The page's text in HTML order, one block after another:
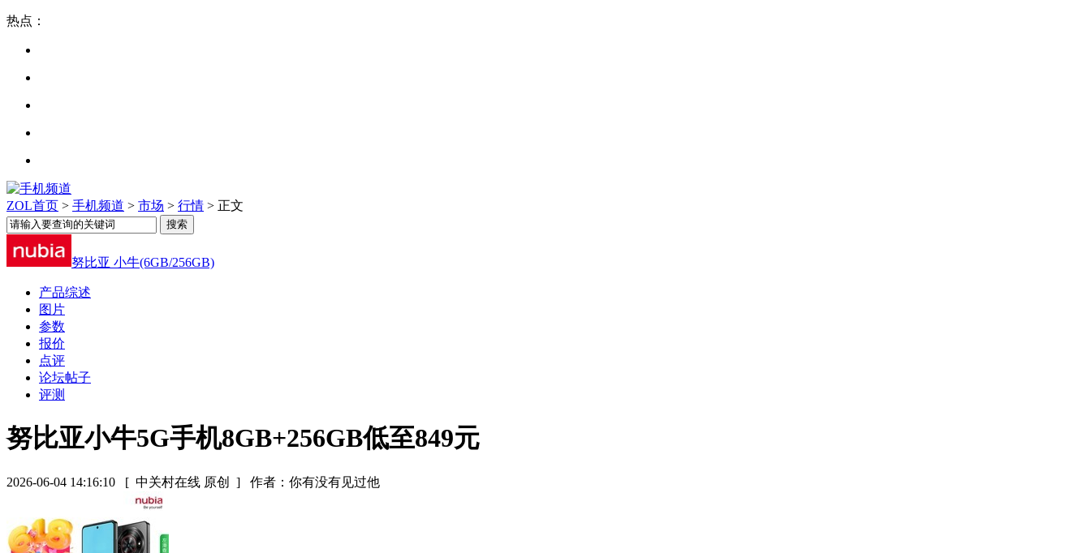
热点：
ZOL首页 > 手机频道 > 市场 > 行情 > 正文
努比亚 小牛(6GB/256GB)
产品综述
图片
参数
报价
点评
论坛帖子
评测
努比亚小牛5G手机8GB+256GB低至849元
2026-06-04 14:16:10 [ 中关村在线 原创 ] 作者：你有没有见过他